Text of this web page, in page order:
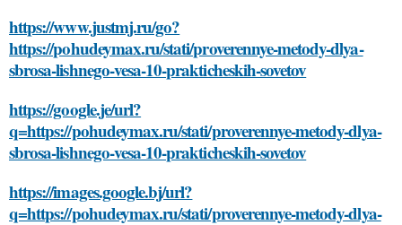
https://www.justmj.ru/go?
https://pohudeymax.ru/stati/proverennye-metody-dlya-
sbrosa-lishnego-vesa-10-prakticheskih-sovetov
https://google.je/url?
q=https://pohudeymax.ru/stati/proverennye-metody-dlya-
sbrosa-lishnego-vesa-10-prakticheskih-sovetov
https://images.google.bj/url?
q=https://pohudeymax.ru/stati/proverennye-metody-dlya-